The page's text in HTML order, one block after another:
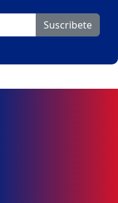
Suscribete